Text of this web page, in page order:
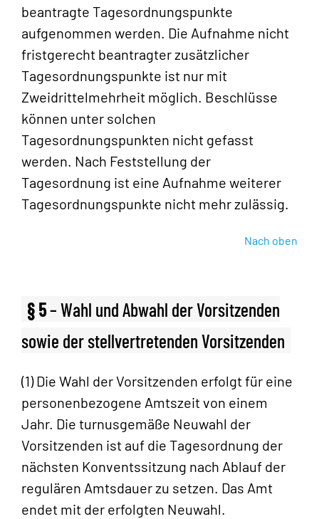
beantragte Tagesordnungspunkte
aufgenommen werden. Die Aufnahme nicht
fristgerecht beantragter zusätzlicher
Tagesordnungspunkte ist nur mit
Zweidrittelmehrheit möglich. Beschlüsse
können unter solchen
Tagesordnungspunkten nicht gefasst
werden. Nach Feststellung der
Tagesordnung ist eine Aufnahme weiterer
Tagesordnungspunkte nicht mehr zulässig.
Nach oben
§ 5– Wahl und Abwahl der Vorsitzenden
sowie der stellvertretenden Vorsitzenden
(1) Die Wahl der Vorsitzenden erfolgt für eine
personenbezogene Amtszeit von einem
Jahr. Die turnusgemäße Neuwahl der
Vorsitzenden ist auf die Tagesordnung der
nächsten Konventssitzung nach Ablauf der
regulären Amtsdauer zu setzen. Das Amt
endet mit der erfolgten Neuwahl.